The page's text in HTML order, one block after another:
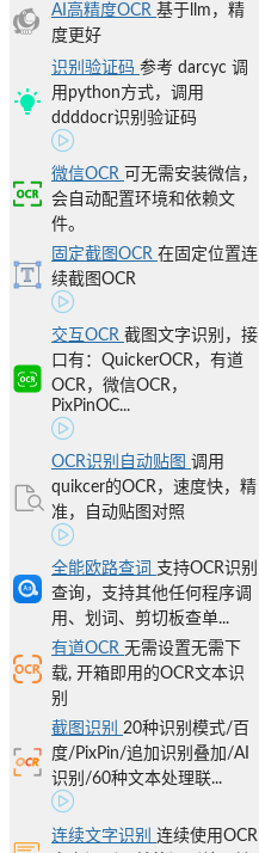
AI高精度OCR 基于llm，精
度更好
识别验证码 参考 darcyc 调
用python方式，调用
ddddocr识别验证码
微信OCR 可无需安装微信，
会自动配置环境和依赖文
件。
固定截图OCR 在固定位置连
续截图OCR
交互OCR 截图文字识别，接
口有：QuickerOCR，有道
OCR，微信OCR，
PixPinOC...
OCR识别自动贴图 调用
quikcer的OCR，速度快，精
准，自动贴图对照
全能欧路查词 支持OCR识别
查询，支持其他任何程序调
用、划词、剪切板查单...
有道OCR 无需设置无需下
载, 开箱即用的OCR文本识
别
截图识别 20种识别模式/百
度/PixPin/追加识别叠加/AI
识别/60种文本处理联...
连续文字识别 连续使用OCR